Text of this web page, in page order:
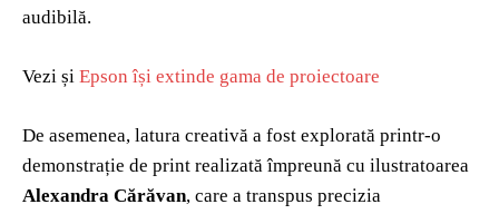
audibilă.
Vezi și Epson își extinde gama de proiectoare
De asemenea, latura creativă a fost explorată printr-o
demonstrație de print realizată împreună cu ilustratoarea
Alexandra Cărăvan, care a transpus precizia